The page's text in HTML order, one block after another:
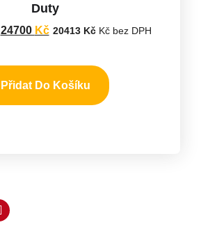
Duty
24700 Kč 20413 KčKč bez DPH
Přidat Do Košíku